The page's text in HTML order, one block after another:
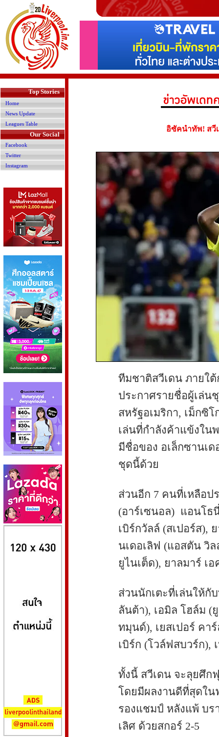
Top Stories
Home
News Update
Leagues Table
Our Social
Facebook
Twitter
Instagram
อิซัคนำทัพ! สวี
ทีมชาติสวีเดน ภายใ
ประกาศรายชื่อผู้เล่น
สหรัฐอเมริกา, เม็กซิ
เล่นที่กำลังค้าแข้งใน
มีชื่อของ อเล็กซานเ
ชุดนี้ด้วย
ส่วนอีก 7 คนที่เหลือป
(อาร์เซนอล) แอนโธ
เบิร์กวัลล์ (สเปอร์ส),
นเดอเลิฟ (แอสตัน วิ
ยูไนเต็ด), ยาลมาร์ เ
ส่วนนักเตะที่เล่นให้กั
ลันต้า), เอมิล โฮล์ม (
ทมุนด์), เยสเปอร์ คา
เบิร์ก (โวล์ฟสบวร์ก),
ทั้งนี้ สวีเดน จะลุยศึก
โดยมีผลงานดีที่สุดใน
รองแชมป์ หลังแพ้ บร
เลิศ ด้วยสกอร์ 2-5